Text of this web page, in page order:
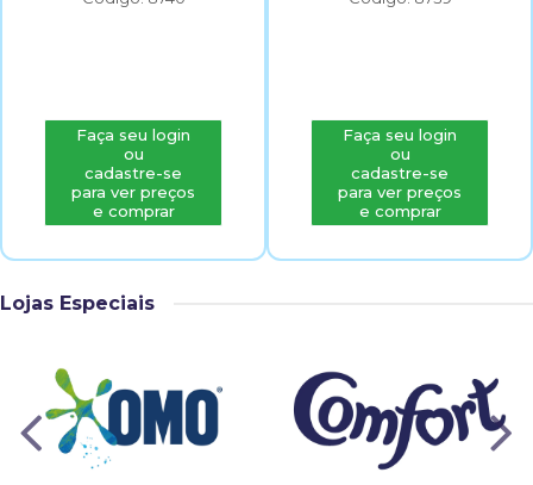
Faça seu login
ou
cadastre-se
para ver preços
e comprar
Faça seu login
ou
cadastre-se
para ver preços
e comprar
Lojas Especiais